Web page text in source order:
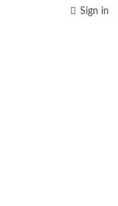
Sign in